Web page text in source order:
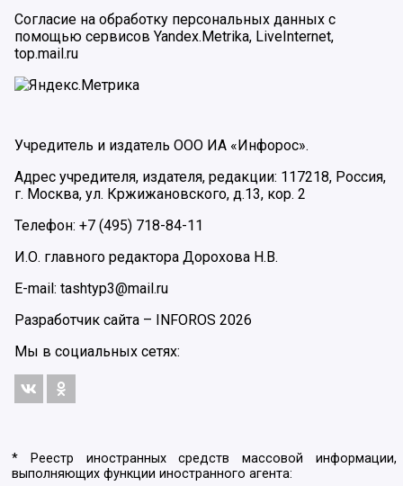
Согласие на обработку персональных данных с
помощью сервисов Yandex.Metrika, LiveInternet,
top.mail.ru
Учредитель и издатель ООО ИА «Инфорос».
Адрес учредителя, издателя, редакции: 117218, Россия,
г. Москва, ул. Кржижановского, д.13, кор. 2
Телефон: +7 (495) 718-84-11
И.О. главного редактора Дорохова Н.В.
E-mail: tashtyp3@mail.ru
Разработчик сайта – INFOROS 2026
Мы в социальных сетях:
* Реестр иностранных средств массовой информации,
выполняющих функции иностранного агента: